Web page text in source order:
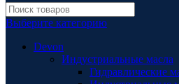
Выберите категорию
Devon
Индустриальные масла
Гидравлические